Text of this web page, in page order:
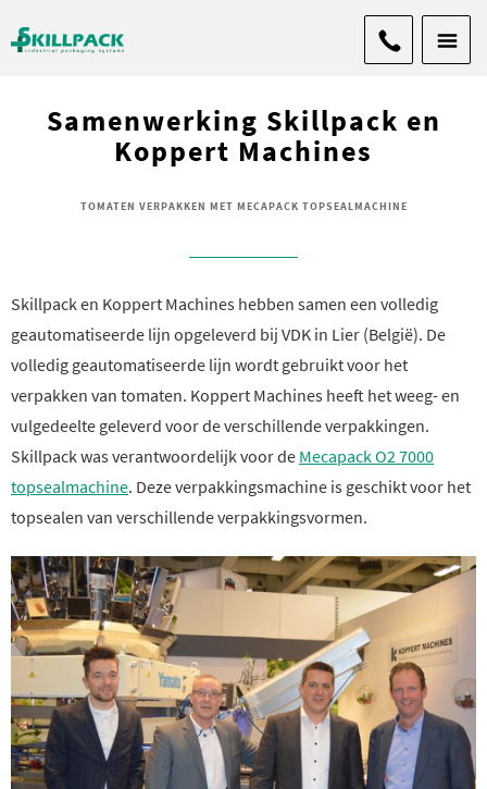
Samenwerking Skillpack en
Koppert Machines
TOMATEN VERPAKKEN MET MECAPACK TOPSEALMACHINE
Skillpack en Koppert Machines hebben samen een volledig
geautomatiseerde lijn opgeleverd bij VDK in Lier (België). De
volledig geautomatiseerde lijn wordt gebruikt voor het
verpakken van tomaten. Koppert Machines heeft het weeg- en
vulgedeelte geleverd voor de verschillende verpakkingen.
Skillpack was verantwoordelijk voor de Mecapack O2 7000
topsealmachine. Deze verpakkingsmachine is geschikt voor het
topsealen van verschillende verpakkingsvormen.